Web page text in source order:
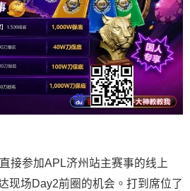
接参加APL济州站主赛事的线上
现场Day2前圈的机会。打到席位了